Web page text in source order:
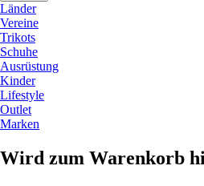
Länder
Vereine
Trikots
Schuhe
Ausrüstung
Kinder
Lifestyle
Outlet
Marken
Wird zum Warenkorb